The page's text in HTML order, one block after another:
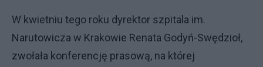
W kwietniu tego roku dyrektor szpitala im.
Narutowicza w Krakowie Renata Godyń-Swędzioł,
zwołała konferencję prasową, na której